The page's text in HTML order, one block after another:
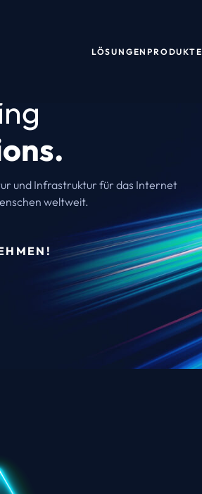
LÖSUNGENPRODUKTE
und Infrastruktur für das Internet
weltweit.